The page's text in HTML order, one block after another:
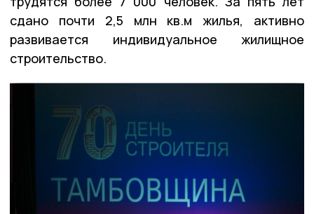
сдано почти 2,5 млн кв.м жилья, активно
развивается индивидуальное жилищное
строительство.